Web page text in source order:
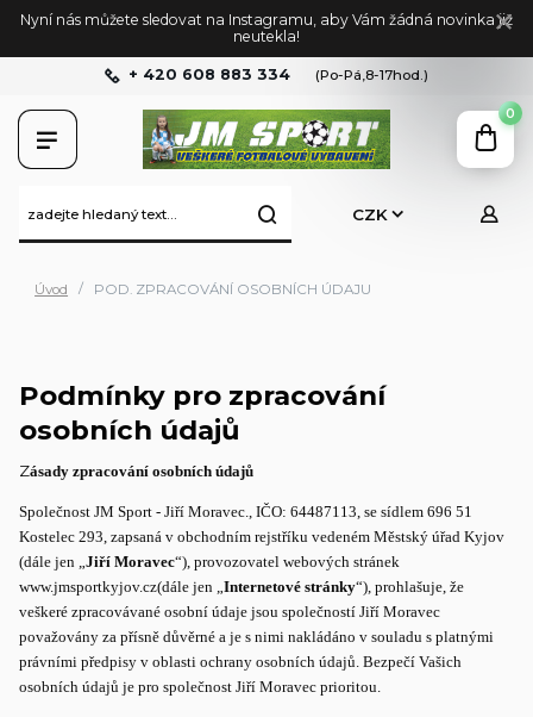
Nyní nás můžete sledovat na Instagramu, aby Vám žádná novinka již
neutekla!
CZK
+ 420 608 883 334 (Po-Pá,8-17hod.)
0
Úvod POD. ZPRACOVÁNÍ OSOBNÍCH ÚDAJU
Podmínky pro zpracování
osobních údajů
Zásady zpracování osobních údajů
Společnost JM Sport - Jiří Moravec., IČO: 64487113, se sídlem 696 51
Kostelec 293, zapsaná v obchodním rejstříku vedeném Městský úřad Kyjov
(dále jen „Jiří Moravec“), provozovatel webových stránek
www.jmsportkyjov.cz(dále jen „Internetové stránky“), prohlašuje, že
veškeré zpracovávané osobní údaje jsou společností Jiří Moravec
považovány za přísně důvěrné a je s nimi nakládáno v souladu s platnými
právními předpisy v oblasti ochrany osobních údajů. Bezpečí Vašich
osobních údajů je pro společnost Jiří Moravec prioritou.